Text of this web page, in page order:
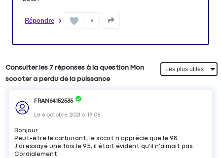
Répondre 6
Consulter les 7 réponses à la question Mon
scooter a perdu de la puissance
FRAN64152535
Le 6 octobre 2021 à19:06
Bonjour
Peut-être le carburant, le sccot n'apprécie que le 98.
J'ai essayé une fois le 95, il était évident qu'il n'aimait pas.
Cordialement